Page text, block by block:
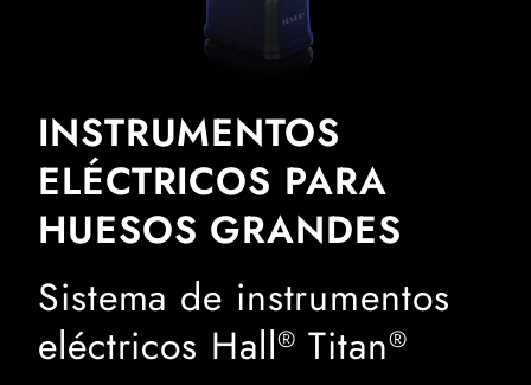
INSTRUMENTOS
ELÉCTRICOS PARA
HUESOS GRANDES
Sistema de instrumentos
eléctricos Hall® Titan®